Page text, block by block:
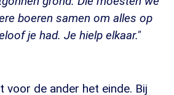
boeren samen om alles op
je had. Je hielp elkaar."
voor de ander het einde. Bij